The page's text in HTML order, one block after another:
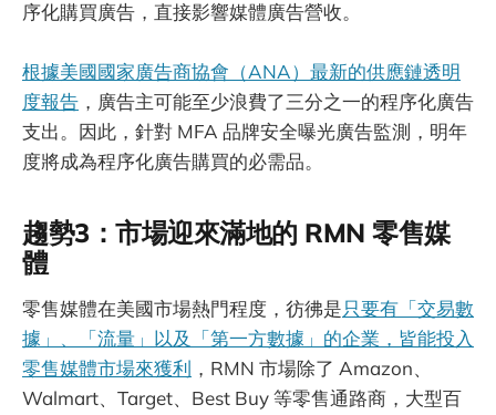
序化購買廣告，直接影響媒體廣告營收。
根據美國國家廣告商協會（ANA）最新的供應鏈透明
度報告 ，廣告主可能至少浪費了三分之一的程序化廣告
支出。因此，針對 MFA 品牌安全曝光廣告監測，明年
度將成為程序化廣告購買的必需品。
趨勢3：市場迎來滿地的 RMN 零售媒
體
零售媒體在美國市場熱門程度，彷彿是只要有「交易數
據」、「流量」以及「第一方數據」的企業，皆能投入
零售媒體市場來獲利 ，RMN 市場除了 Amazon、
Walmart、Target、Best Buy 等零售通路商，大型百